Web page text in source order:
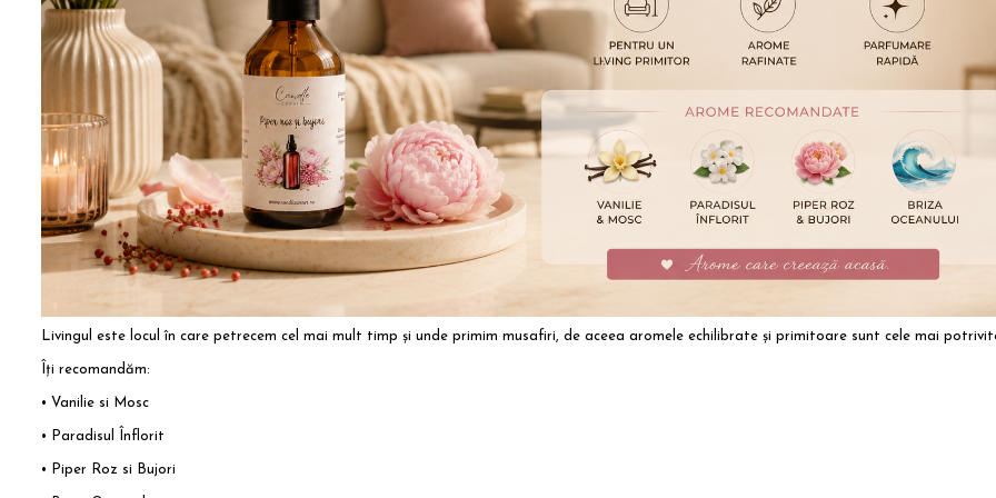
Livingul este locul în care petrecem cel mai mult timp și unde primim musafiri, de aceea aromele echilibrate și primitoare sunt cele mai
Îți recomandăm:
• Vanilie si Mosc
• Paradisul Înflorit
• Piper Roz si Bujori